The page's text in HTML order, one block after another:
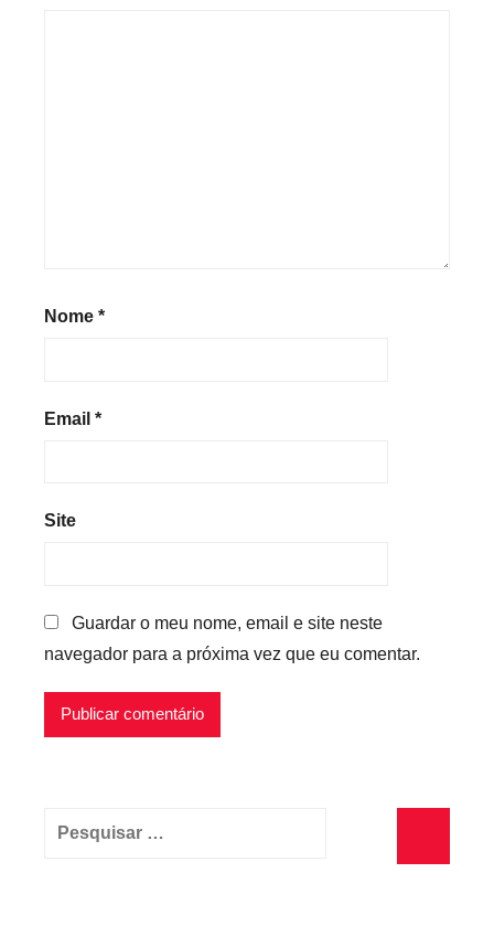
Nome *
Email *
Site
Guardar o meu nome, email e site neste
navegador para a próxima vez que eu comentar.
Pesquisar